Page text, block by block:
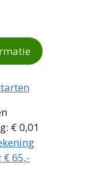
€ 0,01
€ 65,-